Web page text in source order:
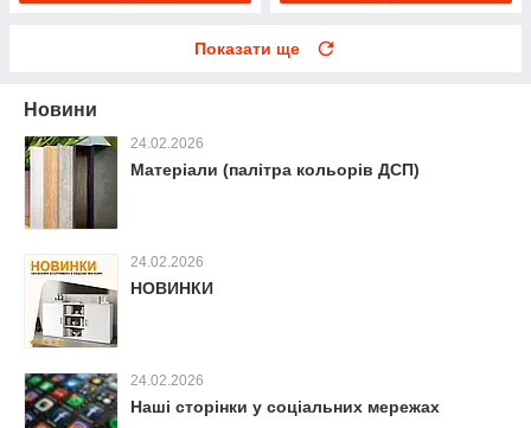
Показати ще
Новини
24.02.2026
Матеріали (палітра кольорів ДСП)
24.02.2026
НОВИНКИ
24.02.2026
Наші сторінки у соціальних мережах